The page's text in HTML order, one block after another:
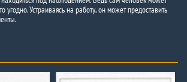
угодно. Устраиваясь на работу, он может предоставить